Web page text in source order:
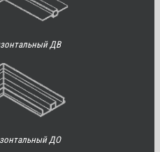
ДВ
ДО